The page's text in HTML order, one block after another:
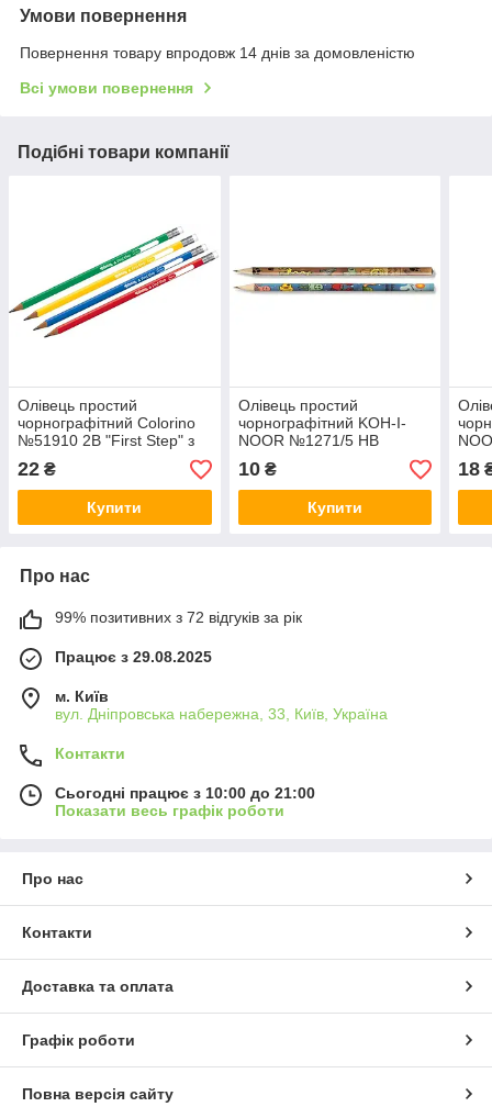
Умови повернення
Повернення товару впродовж 14 днів за домовленістю
Всі умови повернення
Подібні товари компанії
Олівець простий
чорнографітний Colorino
№51910 2B "First Step" з
гумкою трикутний
22 ₴
Купити
Олівець простий
чорнографітний KOH-I-
NOOR №1271/5 НВ
"Африканськи животні"
10₴
Купити
18
Про нас
99% позитивних з 72 відгуків за рік
Працює з 29.08.2025
м. Київ
вул. Дніпровська набережна, 33, Київ, Україна
Контакти
Сьогодні працює з 10:00 до 21:00
Показати весь графік роботи
Про нас
Контакти
Доставка та оплата
Графік роботи
Повна версія сайту